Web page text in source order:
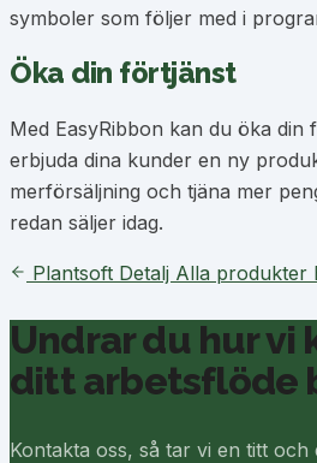
symboler som följer med i
Öka din förtjänst
Med EasyRibbon kan du öka din
erbjuda dina kunder en ny
merförsäljning och tjäna mer
redan säljer idag.
Plantsoft Detalj Alla produkter
Undrar du hur vi
ditt arbetsflöde
Kontakta oss, så tar vi en titt och